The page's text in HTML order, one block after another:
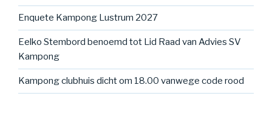
Enquete Kampong Lustrum 2027
Eelko Stembord benoemd tot Lid Raad van Advies SV
Kampong
Kampong clubhuis dicht om 18.00 vanwege code rood